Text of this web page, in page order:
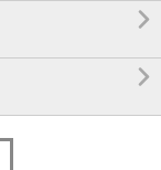

